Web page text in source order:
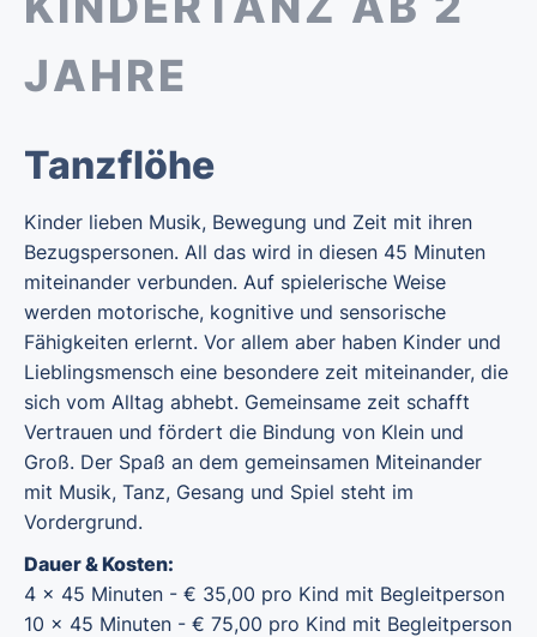
JAHRE
Tanzflöhe
Kinder lieben Musik, Bewegung und Zeit mit ihren
Bezugspersonen. All das wird in diesen 45 Minuten
miteinander verbunden. Auf spielerische Weise
werden motorische, kognitive und sensorische
Fähigkeiten erlernt. Vor allem aber haben Kinder und
Lieblingsmensch eine besondere zeit miteinander, die
sich vom Alltag abhebt. Gemeinsame zeit schafft
Vertrauen und fördert die Bindung von Klein und
Groß. Der Spaß an dem gemeinsamen Miteinander
mit Musik, Tanz, Gesang und Spiel steht im
Vordergrund.
Dauer & Kosten:
4 x 45 Minuten - € 35,00 pro Kind mit Begleitperson
10 x 45 Minuten - € 75,00 pro Kind mit Begleitperson